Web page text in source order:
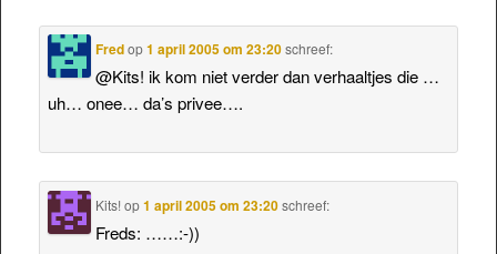
Fredop1 april 2005 om 23:20 schreef:
@Kits! ik kom niet verder dan verhaaltjes die …
uh… onee… da’s privee….
Kits! op1 april 2005 om 23:20 schreef:
Freds: ……:-))